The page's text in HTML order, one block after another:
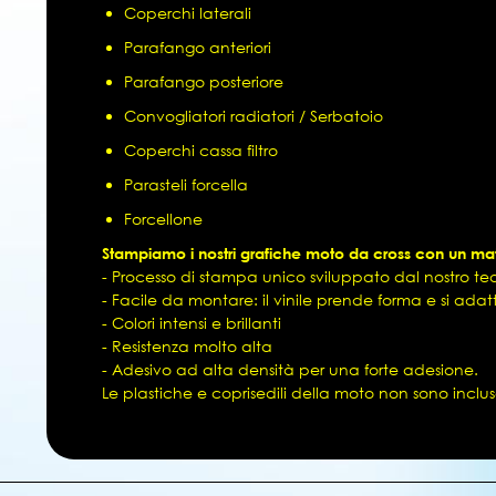
Coperchi laterali
Parafango anteriori
Parafango posteriore
Convogliatori radiatori / Serbatoio
Coperchi cassa filtro
Parasteli forcella
Forcellone
Stampiamo i nostri grafiche moto da cross con un
- Processo di stampa unico sviluppato dal nostro
- Facile da montare: il vinile prende forma e si
- Colori intensi e brillanti
- Resistenza molto alta
- Adesivo ad alta densità per una forte adesione.
Le plastiche e coprisedili della moto non sono